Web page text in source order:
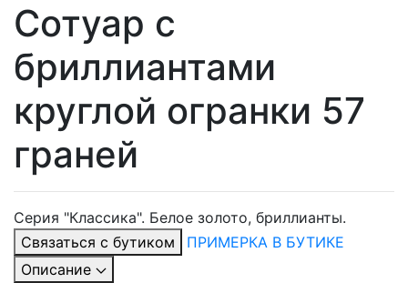
Сотуар с
бриллиантами
круглой огранки 57
граней
Серия "Классика". Белое золото, бриллианты.
Связаться с бутиком
ПРИМЕРКА В БУТИКЕ
Описание